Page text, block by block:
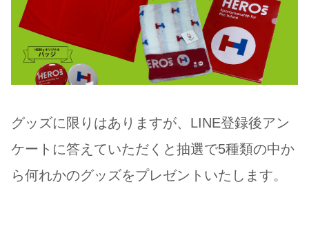
グッズに限りはありますが、LINE登録後アン
ケートに答えていただくと抽選で5種類の中か
ら何れかのグッズをプレゼントいたします。